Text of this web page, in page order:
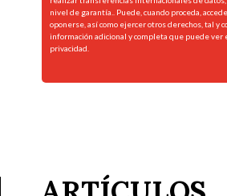
nivel de garantía.. Puede, cuando proceda,
oponerse, así como ejercer otros derechos, tal y
información adicional y completa que puede ver
privacidad.